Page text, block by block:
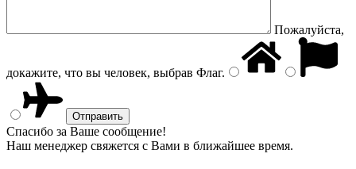
Пожалуйста,
докажите, что вы человек, выбрав Флаг.
Спасибо за Ваше сообщение!
Наш менеджер свяжется с Вами в ближайшее время.